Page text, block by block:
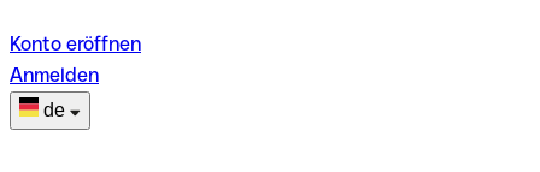
Konto eröffnen
Anmelden
de